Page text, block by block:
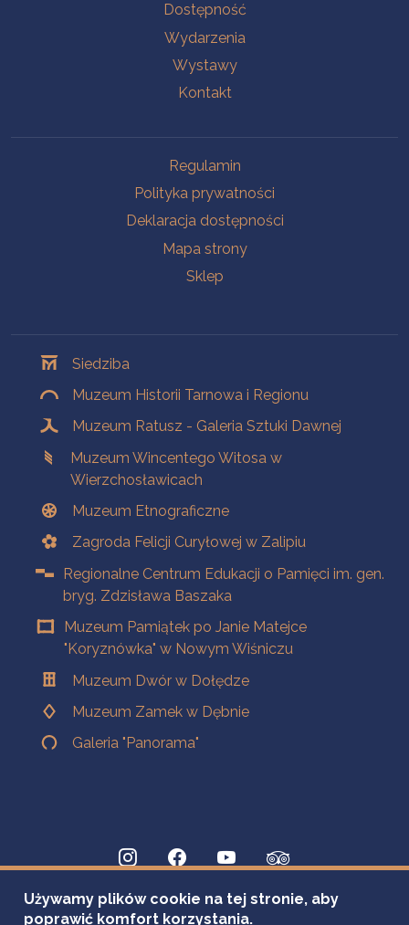
Dostępność
Wydarzenia
Wystawy
Kontakt
Regulamin
Polityka prywatności
Deklaracja dostępności
Mapa strony
Sklep
Siedziba
Muzeum Historii Tarnowa i Regionu
Muzeum Ratusz - Galeria Sztuki Dawnej
Muzeum Wincentego Witosa w
Wierzchosławicach
Muzeum Etnograficzne
Zagroda Felicji Curyłowej w Zalipiu
Regionalne Centrum Edukacji o Pamięci im. gen.
bryg. Zdzisława Baszaka
Muzeum Pamiątek po Janie Matejce
"Koryznówka" w Nowym Wiśniczu
Muzeum Dwór w Dołędze
Muzeum Zamek w Dębnie
Galeria "Panorama"
Używamy plików cookie na tej stronie, aby
poprawić komfort korzystania.